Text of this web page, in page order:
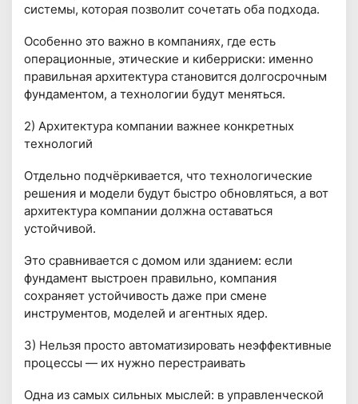
системы, которая позволит сочетать оба подхода.
Особенно это важно в компаниях, где есть
операционные, этические и киберриски: именно
правильная архитектура становится долгосрочным
фундаментом, а технологии будут меняться.
2) Архитектура компании важнее конкретных
технологий
Отдельно подчёркивается, что технологические
решения и модели будут быстро обновляться, а вот
архитектура компании должна оставаться
устойчивой.
Это сравнивается с домом или зданием: если
фундамент выстроен правильно, компания
сохраняет устойчивость даже при смене
инструментов, моделей и агентных ядер.
3) Нельзя просто автоматизировать неэффективные
процессы — их нужно перестраивать
Одна из самых сильных мыслей: в управленческой